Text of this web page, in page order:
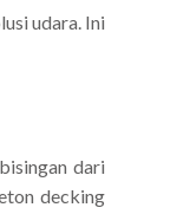
udara. Ini
dari
decking